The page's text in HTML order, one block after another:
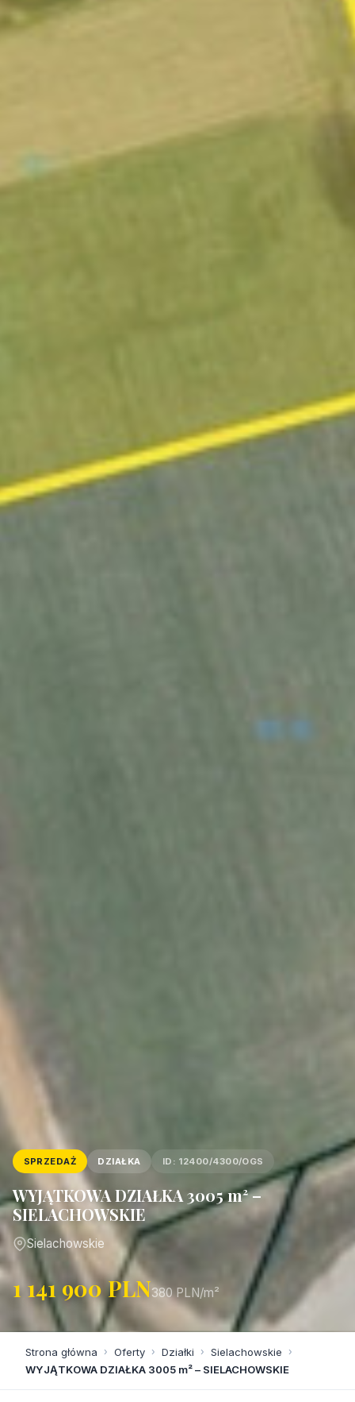
SPRZEDAŻ DZIAŁKA ID: 12400/4300/OGS
WYJĄTKOWA DZIAŁKA 3005 m² –
SIELACHOWSKIE
Sielachowskie
1 141 900 PLN380 PLN/m²
Strona główna › Oferty › Działki › Sielachowskie ›
WYJĄTKOWA DZIAŁKA 3005 m² – SIELACHOWSKIE